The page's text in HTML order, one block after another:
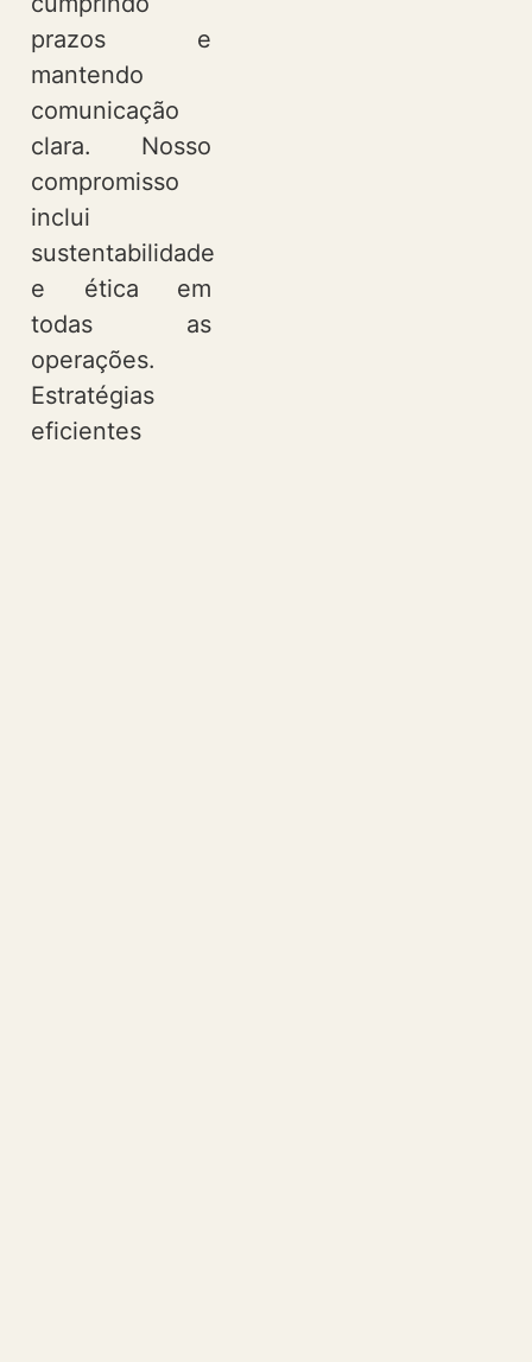
prazos e
mantendo
comunicação
clara. Nosso
compromisso
inclui
sustentabilidade
e ética em
todas as
operações.
Estratégias
eficientes